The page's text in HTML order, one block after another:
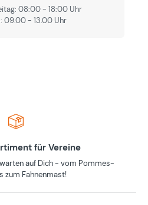
08:00 - 18:00 Uhr
09.00 - 13.00 Uhr
für Vereine
auf Dich - vom Pommes-
zum Fahnenmast!